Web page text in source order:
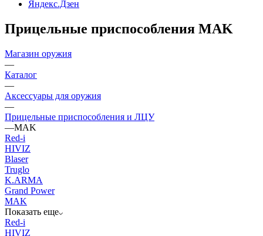
Яндекс.Дзен
Прицельные приспособления MAK
Магазин оружия
—
Каталог
—
Аксессуары для оружия
—
Прицельные приспособления и ЛЦУ
—MAK
Red-i
HIVIZ
Blaser
Truglo
K.ARMA
Grand Power
MAK
Показать еще
Red-i
HIVIZ